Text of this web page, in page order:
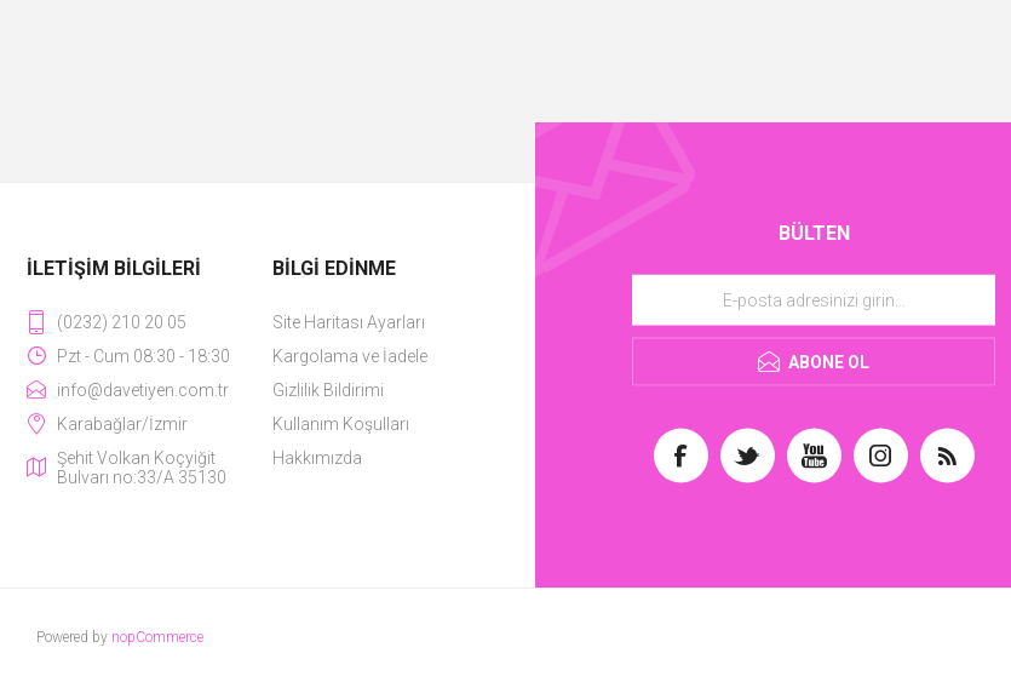
BÜLTEN
ABONE OL
İLETIŞIM BILGILERI
(0232) 210 20 05
Pzt - Cum 08:30 - 18:30
info@davetiyen.com.tr
Karabağlar/İzmir
Şehit Volkan Koçyiğit
Bulvarı no:33/A 35130
BILGI EDINME
Site Haritası Ayarları
Kargolama ve İadele
Gizlilik Bildirimi
Kullanım Koşulları
Hakkımızda
Powered by nopCommerce